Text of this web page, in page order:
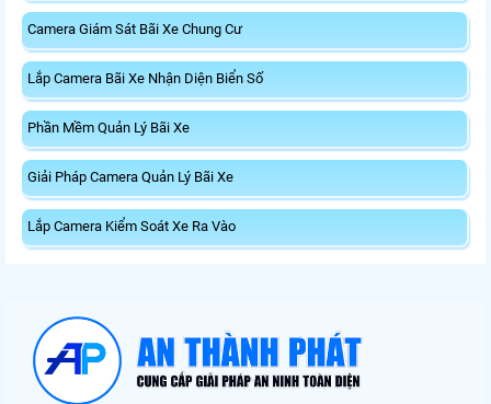
Camera Giám Sát Bãi Xe Chung Cư
Lắp Camera Bãi Xe Nhận Diện Biển Số
Phần Mềm Quản Lý Bãi Xe
Giải Pháp Camera Quản Lý Bãi Xe
Lắp Camera Kiểm Soát Xe Ra Vào